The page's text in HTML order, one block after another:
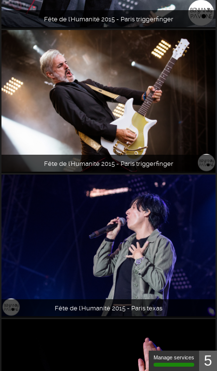
Fête de l'Humanité 2015 - Paris triggerfinger
Fête de l'Humanité 2015 - Paris triggerfinger
Fête de l'Humanité 2015 - Paris texas
Manage services 5